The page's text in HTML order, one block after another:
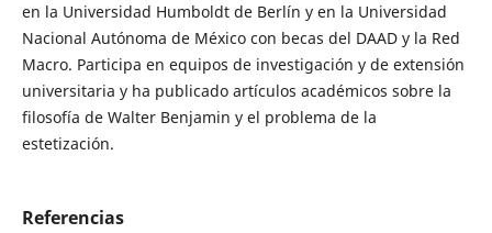
en la Universidad Humboldt de Berlín y en la Universidad
Nacional Autónoma de México con becas del DAAD y la Red
Macro. Participa en equipos de investigación y de extensión
universitaria y ha publicado artículos académicos sobre la
filosofía de Walter Benjamin y el problema de la
estetización.
Referencias